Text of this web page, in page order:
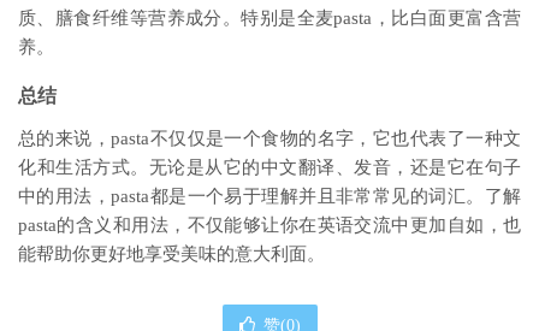
质、膳食纤维等营养成分。特别是全麦pasta，比白面更富含营
养。
总结
总的来说，pasta不仅仅是一个食物的名字，它也代表了一种文
化和生活方式。无论是从它的中文翻译、发音，还是它在句子
中的用法，pasta都是一个易于理解并且非常常见的词汇。了解
pasta的含义和用法，不仅能够让你在英语交流中更加自如，也
能帮助你更好地享受美味的意大利面。
赞(0)